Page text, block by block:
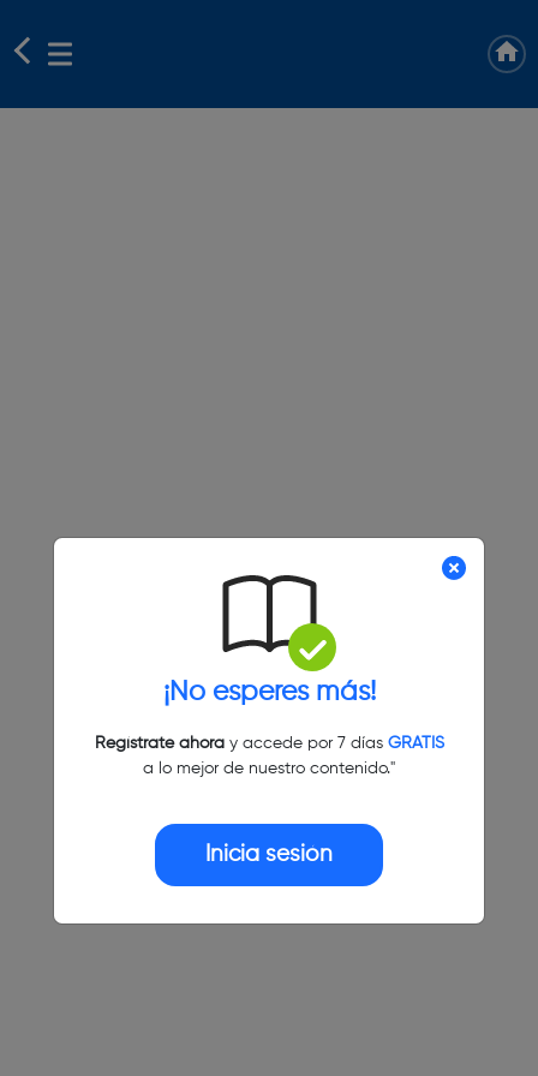
¡No esperes más!
Regístrate ahoray accede por 7 días GRATIS
a lo mejor de nuestro contenido."
Inicia sesión